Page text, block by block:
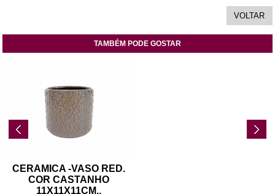
TAMBÉM PODE GOSTAR
CERAMICA -VASO RED.
COR CASTANHO
11X11X11CM..